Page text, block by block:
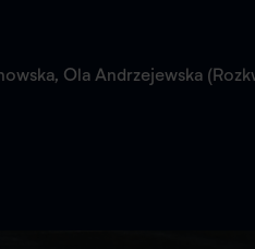
Ola Andrzejewska